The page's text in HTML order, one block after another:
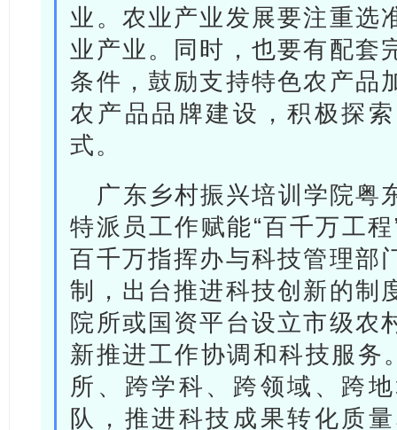
业。农业产业发展要注重选
业产业。同时，也要有配套
条件，鼓励支持特色农产品
农产品品牌建设，积极探
式。
广东乡村振兴培训学院粤
特派员工作赋能“百千万工
百千万指挥办与科技管理部
制，出台推进科技创新的制
院所或国资平台设立市级农
新推进工作协调和科技服务
所、跨学科、跨领域、跨
队，推进科技成果转化质